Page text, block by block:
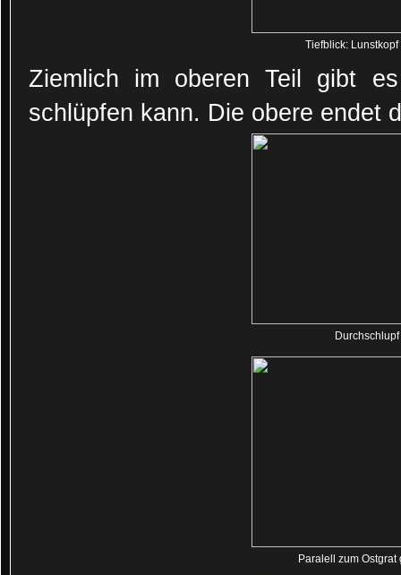
Tiefblick:
Ziemlich im oberen Teil gibt
schlüpfen kann. Die obere endet
Paralell zum